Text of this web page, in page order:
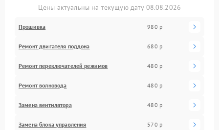
Цены актуальны на текущую дату 08.08.2026
Прошивка 980 р
Ремонт двигателя поддона 680 р
Ремонт переключателей режимов 480 р
Ремонт волновода 480 р
Замена вентилятора 480 р
Замена блока управления 570 р